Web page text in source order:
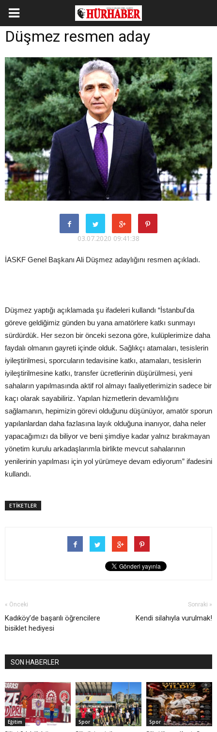
Düşmez resmen aday
03.07.2020 09:41:38
İASKF Genel Başkanı Ali Düşmez adaylığını resmen açıkladı.
Düşmez yaptığı açıklamada şu ifadeleri kullandı “İstanbul'da
göreve geldiğimiz günden bu yana amatörlere katkı sunmayı
sürdürdük. Her sezon bir önceki sezona göre, kulüplerimize daha
faydalı olmanın gayreti içinde olduk. Sağlıkçı atamaları, tesislerin
iyileştirilmesi, sporcuların tedavisine katkı, atamaları, tesislerin
iyileştirilmesine katkı, transfer ücretlerinin düşürülmesi, yeni
sahaların yapılmasında aktif rol almayı faaliyetlerimizin sadece bir
kaçı olarak sayabiliriz. Yapılan hizmetlerin devamlılığını
sağlamanın, hepimizin görevi olduğunu düşünüyor, amatör sporun
yapılanlardan daha fazlasına layık olduğuna inanıyor, daha neler
yapacağımızı da biliyor ve beni şimdiye kadar yalnız bırakmayan
yönetim kurulu arkadaşlarımla birlikte mevcut sahalarının
yenilerinin yapılması için yol yürümeye devam ediyorum” ifadesini
kullandı.
ETİKETLER
« Önceki
Kadıköy’de başarılı öğrencilere
bisiklet hediyesi
Sonraki »
Kendi silahıyla vurulmak!
SON HABERLER
Eğitim Spor Spor